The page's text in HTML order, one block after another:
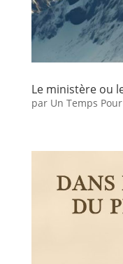
Le ministère ou
par Un Temps